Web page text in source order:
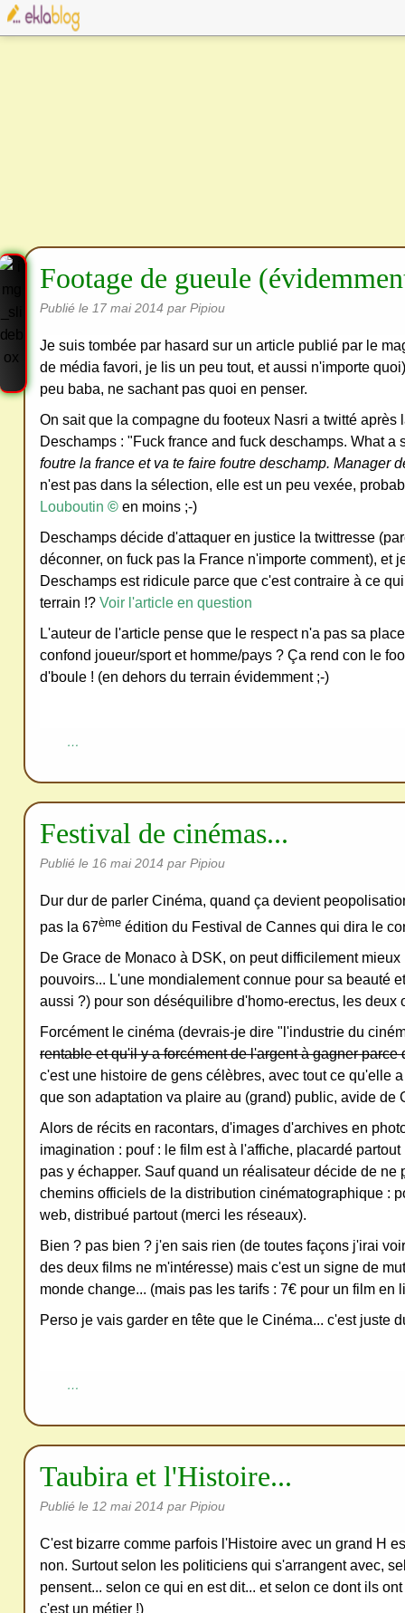
Footage de gueule
Publié le 17 mai 2014 par Pipiou
Je suis tombée par hasard sur un article publié par le
de média favori, je lis un peu tout, et aussi n'importe
peu baba, ne sachant pas quoi en penser.
On sait que la compagne du footeux Nasri a twitté après
Deschamps : "Fuck france and fuck deschamps. What a
foutre la france et va te faire foutre deschamp. Manager
n'est pas dans la sélection, elle est un peu vexée,
Louboutin © en moins ;-)
Deschamps décide d'attaquer en justice la twittresse
déconner, on fuck pas la France n'importe comment), et
Deschamps est ridicule parce que c'est contraire à ce
terrain !? Voir l'article en question
L'auteur de l'article pense que le respect n'a pas sa
confond joueur/sport et homme/pays ? Ça rend con le
d'boule ! (en dehors du terrain évidemment ;-)
…
Festival de cinémas...
Publié le 16 mai 2014 par Pipiou
Dur dur de parler Cinéma, quand ça devient
pas la 67ème édition du Festival de Cannes qui dira le
De Grace de Monaco à DSK, on peut difficilement
pouvoirs... L'une mondialement connue pour sa beauté
aussi ?) pour son déséquilibre d'homo-erectus, les deux
Forcément le cinéma (devrais-je dire "l'industrie du
rentable et qu'il y a forcément de l'argent à gagner parce
c'est une histoire de gens célèbres, avec tout ce qu'elle
que son adaptation va plaire au (grand) public, avide de
Alors de récits en racontars, d'images d'archives en
imagination : pouf : le film est à l'affiche, placardé
pas y échapper. Sauf quand un réalisateur décide de ne
chemins officiels de la distribution cinématographique :
web, distribué partout (merci les réseaux).
Bien ? pas bien ? j'en sais rien (de toutes façons j'irai
des deux films ne m'intéresse) mais c'est un signe de
monde change... (mais pas les tarifs : 7€ pour un film en
Perso je vais garder en tête que le Cinéma... c'est juste
…
Taubira et l'Histoire...
Publié le 12 mai 2014 par Pipiou
C'est bizarre comme parfois l'Histoire avec un grand H
non. Surtout selon les politiciens qui s'arrangent avec,
pensent... selon ce qui en est dit... et selon ce dont ils
c'est un métier !)
redi